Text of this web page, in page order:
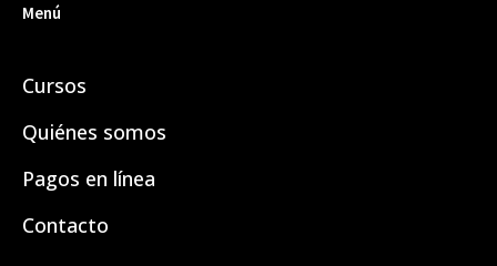
Menú
Cursos
Quiénes somos
Pagos en línea
Contacto